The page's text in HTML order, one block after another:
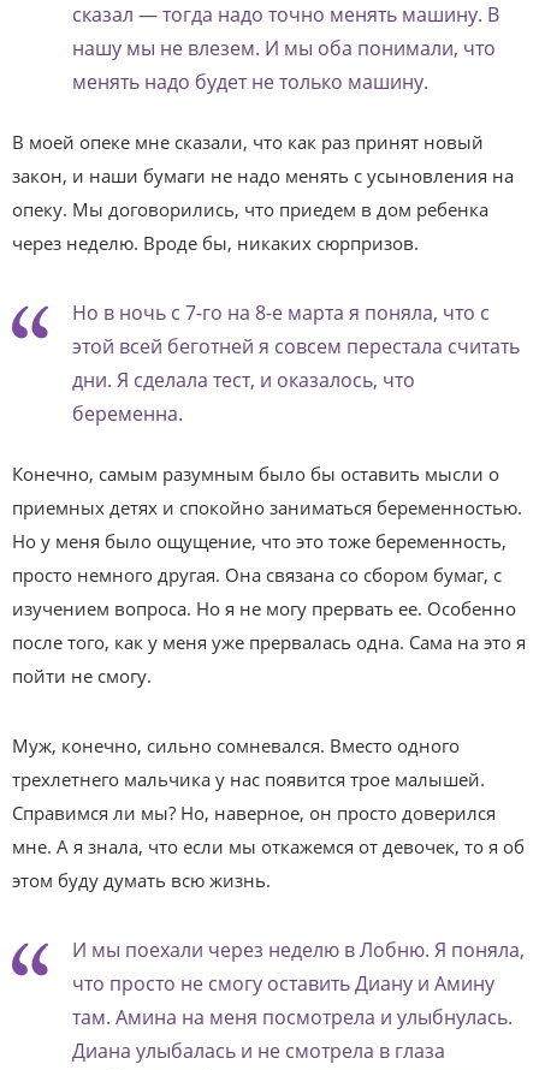
сказал — тогда надо точно менять машину. В
нашу мы не влезем. И мы оба понимали, что
менять надо будет не только машину.
В моей опеке мне сказали, что как раз принят новый
закон, и наши бумаги не надо менять с усыновления на
опеку. Мы договорились, что приедем в дом ребенка
через неделю. Вроде бы, никаких сюрпризов.
Но в ночь с 7-го на 8-е марта я поняла, что с
этой всей беготней я совсем перестала считать
дни. Я сделала тест, и оказалось, что
беременна.
Конечно, самым разумным было бы оставить мысли о
приемных детях и спокойно заниматься беременностью.
Но у меня было ощущение, что это тоже беременность,
просто немного другая. Она связана со сбором бумаг, с
изучением вопроса. Но я не могу прервать ее. Особенно
после того, как у меня уже прервалась одна. Сама на это я
пойти не смогу.
Муж, конечно, сильно сомневался. Вместо одного
трехлетнего мальчика у нас появится трое малышей.
Справимся ли мы? Но, наверное, он просто доверился
мне. А я знала, что если мы откажемся от девочек, то я об
этом буду думать всю жизнь.
И мы поехали через неделю в Лобню. Я поняла,
что просто не смогу оставить Диану и Амину
там. Амина на меня посмотрела и улыбнулась.
Диана улыбалась и не смотрела в глаза